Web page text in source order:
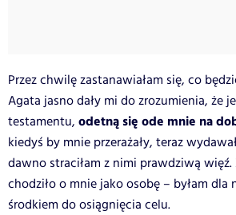
Przez chwilę zastanawiałam się, co
Agata jasno dały mi do zrozumienia, że
testamentu, odetną się ode mnie na
kiedyś by mnie przerażały, teraz
dawno straciłam z nimi prawdziwą więź.
chodziło o mnie jako osobę – byłam dla
środkiem do osiągnięcia celu.